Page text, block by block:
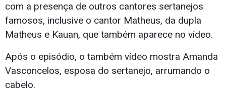
com a presença de outros cantores sertanejos
famosos, inclusive o cantor Matheus, da dupla
Matheus e Kauan, que também aparece no vídeo.
Após o episódio, o também vídeo mostra Amanda
Vasconcelos, esposa do sertanejo, arrumando o
cabelo.